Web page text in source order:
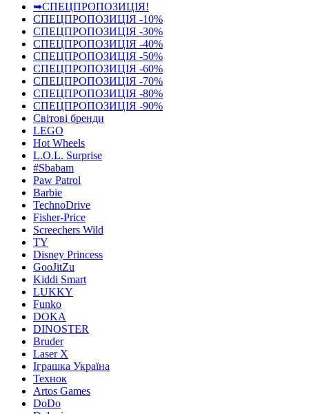
➥СПЕЦПРОПОЗИЦІЯ!
СПЕЦПРОПОЗИЦІЯ -10%
СПЕЦПРОПОЗИЦІЯ -30%
СПЕЦПРОПОЗИЦІЯ -40%
СПЕЦПРОПОЗИЦІЯ -50%
СПЕЦПРОПОЗИЦІЯ -60%
СПЕЦПРОПОЗИЦІЯ -70%
СПЕЦПРОПОЗИЦІЯ -80%
СПЕЦПРОПОЗИЦІЯ -90%
Світові бренди
LEGO
Hot Wheels
L.O.L. Surprise
#Sbabam
Paw Patrol
Barbie
TechnoDrive
Fisher-Price
Screechers Wild
TY
Disney Princess
GooJitZu
Kiddi Smart
LUKKY
Funko
DOKA
DINOSTER
Bruder
Laser X
Іграшка Україна
Технок
Artos Games
DoDo